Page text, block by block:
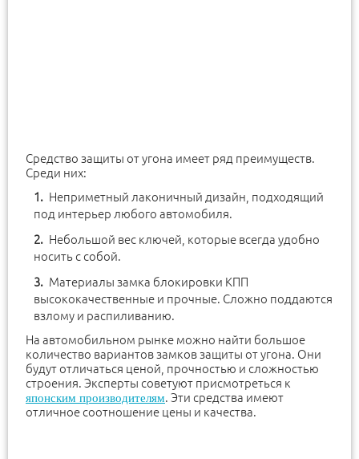
Средство защиты от угона имеет ряд преимуществ.
Среди них:
Неприметный лаконичный дизайн, подходящий
под интерьер любого автомобиля.
Небольшой вес ключей, которые всегда удобно
носить с собой.
Материалы замка блокировки КПП
высококачественные и прочные. Сложно поддаются
взлому и распиливанию.
На автомобильном рынке можно найти большое
количество вариантов замков защиты от угона. Они
будут отличаться ценой, прочностью и сложностью
строения. Эксперты советуют присмотреться к
японским производителям. Эти средства имеют
отличное соотношение цены и качества.